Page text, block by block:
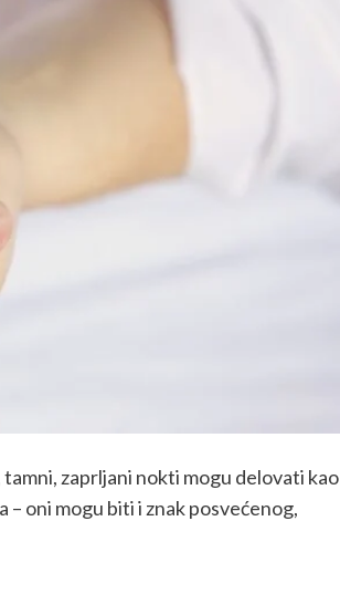
zaprljani nokti mogu delovati kao
oni mogu biti i znak posvećenog,